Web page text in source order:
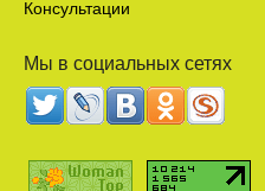
Консультации
Мы в социальных сетях